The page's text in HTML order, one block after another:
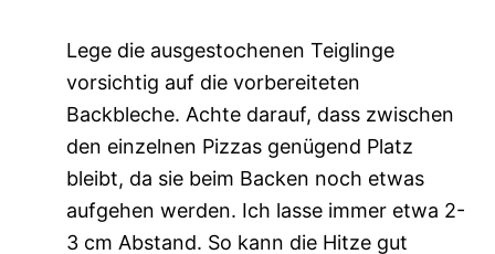
Lege die ausgestochenen Teiglinge
vorsichtig auf die vorbereiteten
Backbleche. Achte darauf, dass zwischen
den einzelnen Pizzas genügend Platz
bleibt, da sie beim Backen noch etwas
aufgehen werden. Ich lasse immer etwa 2-
3 cm Abstand. So kann die Hitze gut